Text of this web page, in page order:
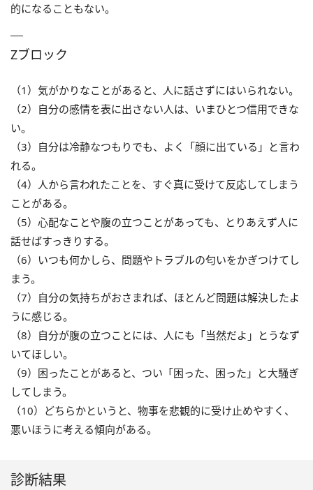
的になることもない。
Zブロック
（1）気がかりなことがあると、人に話さずにはいられない。
（2）自分の感情を表に出さない人は、いまひとつ信用できな
い。
（3）自分は冷静なつもりでも、よく「顔に出ている」と言わ
れる。
（4）人から言われたことを、すぐ真に受けて反応してしまう
ことがある。
（5）心配なことや腹の立つことがあっても、とりあえず人に
話せばすっきりする。
（6）いつも何かしら、問題やトラブルの匂いをかぎつけてし
まう。
（7）自分の気持ちがおさまれば、ほとんど問題は解決したよ
うに感じる。
（8）自分が腹の立つことには、人にも「当然だよ」とうなず
いてほしい。
（9）困ったことがあると、つい「困った、困った」と大騒ぎ
してしまう。
（10）どちらかというと、物事を悲観的に受け止めやすく、
悪いほうに考える傾向がある。
診断結果